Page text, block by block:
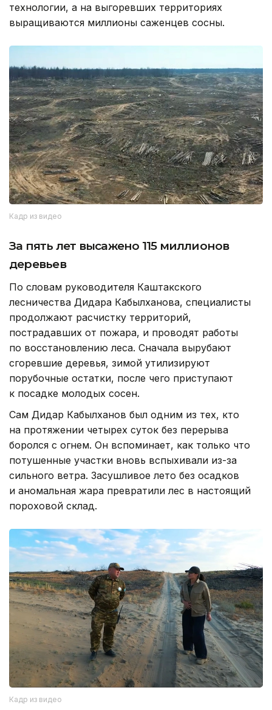
технологии, а на выгоревших территориях
выращиваются миллионы саженцев сосны.
Кадр из видео
За пять лет высажено 115 миллионов
деревьев
По словам руководителя Каштакского
лесничества Дидара Кабылханова, специалисты
продолжают расчистку территорий,
пострадавших от пожара, и проводят работы
по восстановлению леса. Сначала вырубают
сгоревшие деревья, зимой утилизируют
порубочные остатки, после чего приступают
к посадке молодых сосен.
Сам Дидар Кабылханов был одним из тех, кто
на протяжении четырех суток без перерыва
боролся с огнем. Он вспоминает, как только что
потушенные участки вновь вспыхивали из-за
сильного ветра. Засушливое лето без осадков
и аномальная жара превратили лес в настоящий
пороховой склад.
Кадр из видео